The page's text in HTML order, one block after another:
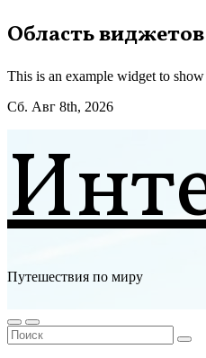
Перейти
к
Область
This is an example widget to
Сб. Авг 8th, 2026
Путешествия по миру